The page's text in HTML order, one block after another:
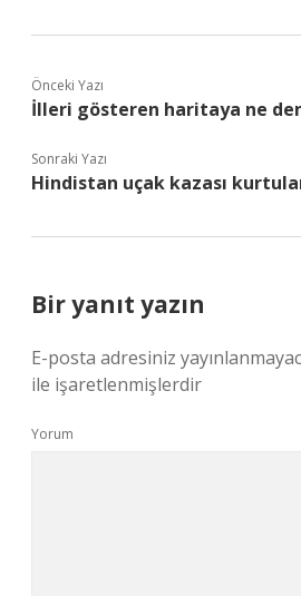
Önceki Yazı
İlleri gösteren haritaya ne
Sonraki Yazı
Hindistan uçak kazası
Bir yanıt yazın
E-posta adresiniz
ile işaretlenmişlerdir
Yorum